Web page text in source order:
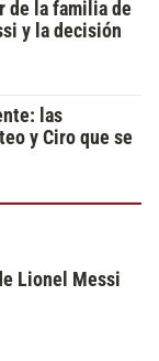
de la familia de
y la decisión
las
y Ciro que se
Lionel Messi